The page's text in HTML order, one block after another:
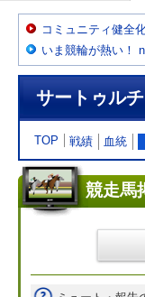
コミュニティ健全
いま競輪が熱い！
サートゥル
TOP 戦績 血統
競走馬